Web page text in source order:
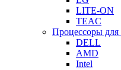
LITE-ON
TEAC
Процессоры для
DELL
AMD
Intel